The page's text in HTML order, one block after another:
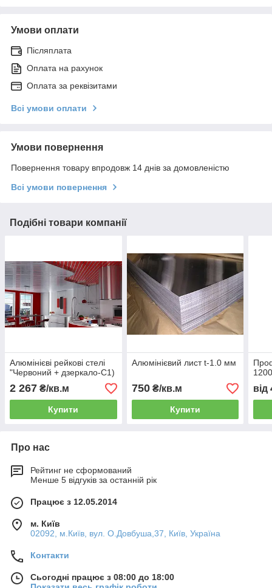
Умови оплати
Післяплата
Оплата на рахунок
Оплата за реквізитами
Всі умови оплати
Умови повернення
Повернення товару впродовж 14 днів за домовленістю
Всі умови повернення
Подібні товари компанії
Алюмінієві рейкові стелі
"Червоний + дзеркало-С1)
2 267 ₴/кв.м
Купити
Алюмінієвий лист t-1.0 мм
750₴/кв.м
Купити
від
Про нас
Рейтинг не сформований
Менше 5 відгуків за останній рік
Працює з 12.05.2014
м. Київ
02092, м.Київ, вул. О.Довбуша,37, Київ, Україна
Контакти
Сьогодні працює з 08:00 до 18:00